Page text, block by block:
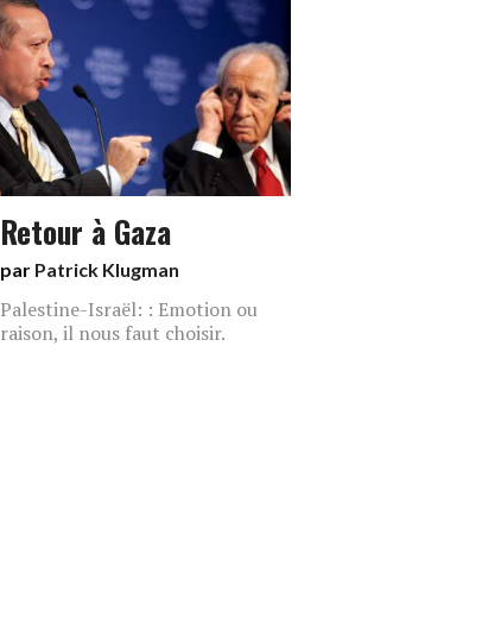
Retour à Gaza
par Patrick Klugman
Palestine-Israël: : Emotion ou
raison, il nous faut choisir.